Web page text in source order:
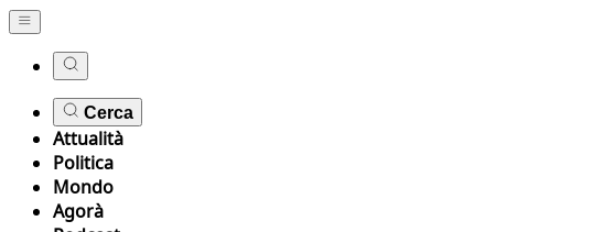
Cerca
Attualità
Politica
Mondo
Agorà